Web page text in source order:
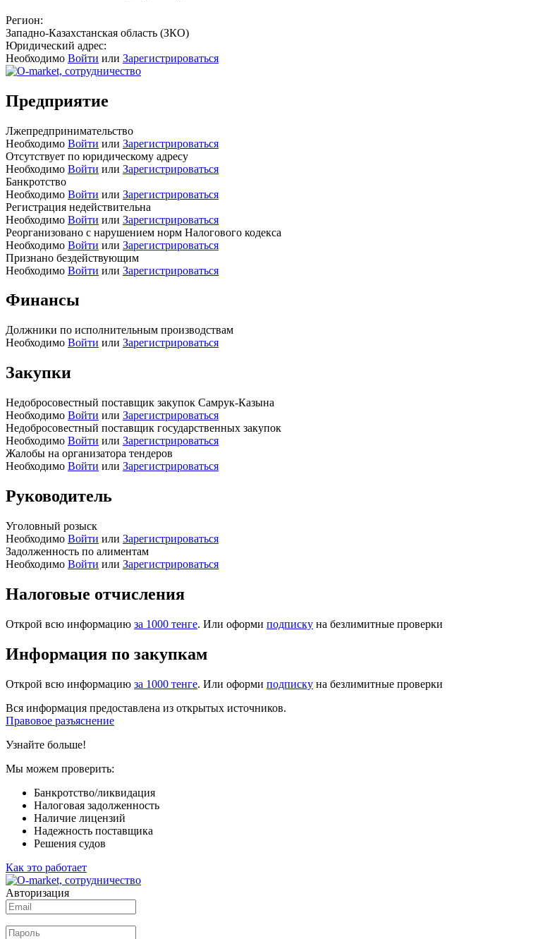
Регион:
Западно-Казахстанская область (ЗКО)
Юридический адрес:
Необходимо Войти или Зарегистрироваться
Предприятие
Лжепредпринимательство
Необходимо Войти или Зарегистрироваться
Отсутствует по юридическому адресу
Необходимо Войти или Зарегистрироваться
Банкротство
Необходимо Войти или Зарегистрироваться
Регистрация недействительна
Необходимо Войти или Зарегистрироваться
Реорганизовано с нарушением норм Налогового кодекса
Необходимо Войти или Зарегистрироваться
Признано бездействующим
Необходимо Войти или Зарегистрироваться
Финансы
Должники по исполнительным производствам
Необходимо Войти или Зарегистрироваться
Закупки
Недобросовестный поставщик закупок Самрук-Казына
Необходимо Войти или Зарегистрироваться
Недобросовестный поставщик государственных закупок
Необходимо Войти или Зарегистрироваться
Жалобы на организатора тендеров
Необходимо Войти или Зарегистрироваться
Руководитель
Уголовный розыск
Необходимо Войти или Зарегистрироваться
Задолженность по алиментам
Необходимо Войти или Зарегистрироваться
Налоговые отчисления
Открой всю информацию за 1000 тенге. Или оформи подписку на безлимитные проверки
Информация по закупкам
Открой всю информацию за 1000 тенге. Или оформи подписку на безлимитные проверки
Вся информация предоставлена из открытых источников.
Правовое разъяснение
Узнайте больше!
Мы можем проверить:
Банкротство/ликвидация
Налоговая задолженность
Наличие лицензий
Надежность поставщика
Решения судов
Как это работает
Авторизация